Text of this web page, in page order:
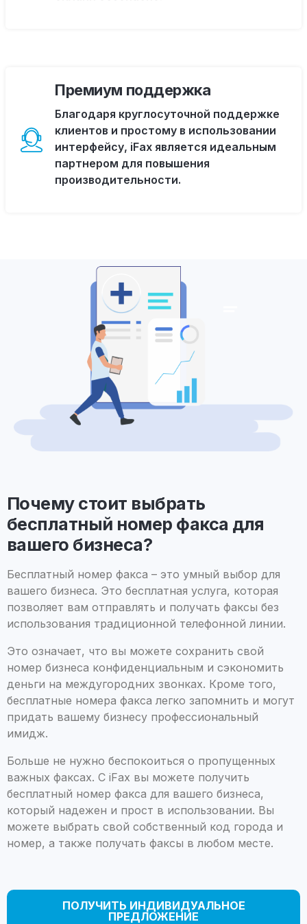
Премиум поддержка
Благодаря круглосуточной поддержке
клиентов и простому в использовании
интерфейсу, iFax является идеальным
партнером для повышения
производительности.
Почему стоит выбрать
бесплатный номер факса для
вашего бизнеса?
Бесплатный номер факса – это умный выбор для
вашего бизнеса. Это бесплатная услуга, которая
позволяет вам отправлять и получать факсы без
использования традиционной телефонной линии.
Это означает, что вы можете сохранить свой
номер бизнеса конфиденциальным и сэкономить
деньги на междугородних звонках. Кроме того,
бесплатные номера факса легко запомнить и могут
придать вашему бизнесу профессиональный
имидж.
Больше не нужно беспокоиться о пропущенных
важных факсах. С iFax вы можете получить
бесплатный номер факса для вашего бизнеса,
который надежен и прост в использовании. Вы
можете выбрать свой собственный код города и
номер, а также получать факсы в любом месте.
ПОЛУЧИТЬ ИНДИВИДУАЛЬНОЕ
ПРЕДЛОЖЕНИЕ